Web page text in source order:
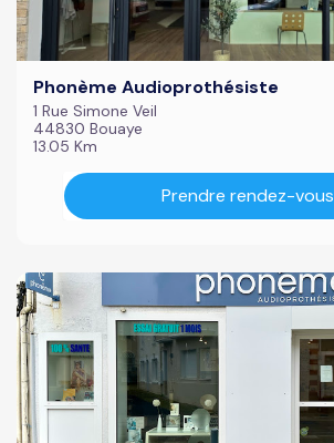
Phonème Audioprothésiste
1 Rue Simone Veil
44830 Bouaye
13.05 Km
Prendre rendez-vous